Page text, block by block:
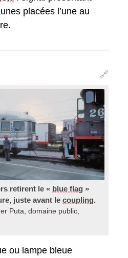
placées l’une au
🔗
retirent le « blue flag »
juste avant le coupling.
Puta, domaine public,
ou lampe bleue